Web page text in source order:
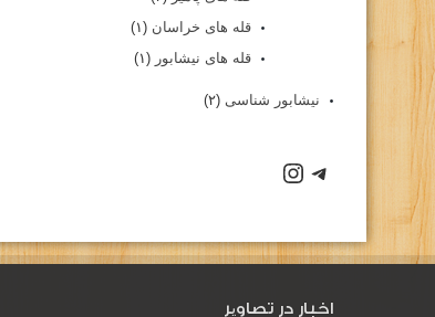
قله های خراسان (۱)
قله های نیشابور (۱)
نیشابور شناسی (۲)
اخبار در تصاویر